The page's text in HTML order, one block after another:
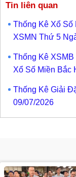
Tin liên quan
Thống Kê Xổ Số
XSMN Thứ 5
Thống Kê
Xổ Số Miền Bắc
Thống Kê Giải
09/07/2026